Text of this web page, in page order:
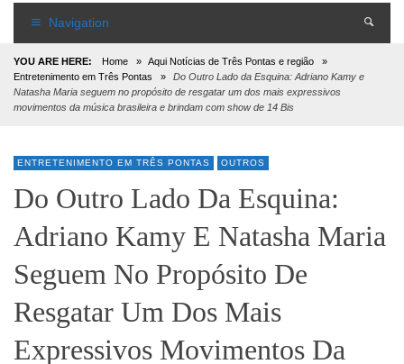
Navigation
YOU ARE HERE: Home » Aqui Notícias de Três Pontas e região
»
Entretenimento em Três Pontas
»
Do Outro Lado da Esquina: Adriano Kamy e
Natasha Maria seguem no propósito de resgatar um dos mais expressivos
movimentos da música brasileira e brindam com show de 14 Bis
ENTRETENIMENTO EM TRÊS PONTAS OUTROS
Do Outro Lado Da Esquina:
Adriano Kamy E Natasha Maria
Seguem No Propósito De
Resgatar Um Dos Mais
Expressivos Movimentos Da